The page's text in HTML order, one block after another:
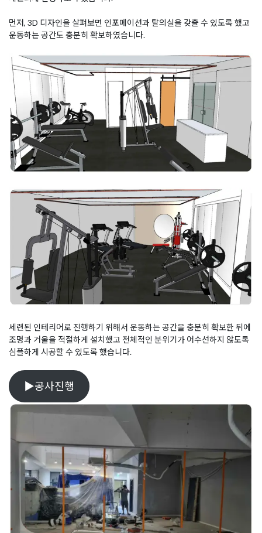
먼저, 3D 디자인을 살펴보면 인포메이션과 탈의실을 갖출 수 있도록 했고
운동하는 공간도 충분히 확보하였습니다.
세련된 인테리어로 진행하기 위해서 운동하는 공간을 충분히 확보한 뒤에
조명과 거울을 적절하게 설치했고 전체적인 분위기가 어수선하지 않도록
심플하게 시공할 수 있도록 했습니다.
▶공사진행